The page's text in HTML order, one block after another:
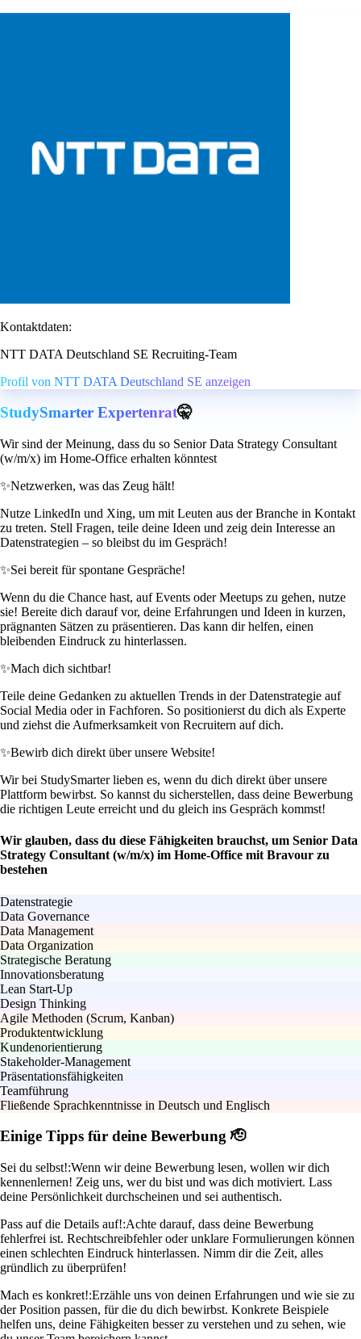
Kontaktdaten:
NTT DATA Deutschland SE Recruiting-Team
Profil von NTT DATA Deutschland SE anzeigen
StudySmarter Expertenrat🤫
Wir sind der Meinung, dass du so Senior Data Strategy Consultant
(w/m/x) im Home-Office erhalten könntest
✨Netzwerken, was das Zeug hält!
Nutze LinkedIn und Xing, um mit Leuten aus der Branche in Kontakt
zu treten. Stell Fragen, teile deine Ideen und zeig dein Interesse an
Datenstrategien – so bleibst du im Gespräch!
✨Sei bereit für spontane Gespräche!
Wenn du die Chance hast, auf Events oder Meetups zu gehen, nutze
sie! Bereite dich darauf vor, deine Erfahrungen und Ideen in kurzen,
prägnanten Sätzen zu präsentieren. Das kann dir helfen, einen
bleibenden Eindruck zu hinterlassen.
✨Mach dich sichtbar!
Teile deine Gedanken zu aktuellen Trends in der Datenstrategie auf
Social Media oder in Fachforen. So positionierst du dich als Experte
und ziehst die Aufmerksamkeit von Recruitern auf dich.
✨Bewirb dich direkt über unsere Website!
Wir bei StudySmarter lieben es, wenn du dich direkt über unsere
Plattform bewirbst. So kannst du sicherstellen, dass deine Bewerbung
die richtigen Leute erreicht und du gleich ins Gespräch kommst!
Wir glauben, dass du diese Fähigkeiten brauchst, um Senior Data
Strategy Consultant (w/m/x) im Home-Office mit Bravour zu
bestehen
Datenstrategie
Data Governance
Data Management
Data Organization
Strategische Beratung
Innovationsberatung
Lean Start-Up
Design Thinking
Agile Methoden (Scrum, Kanban)
Produktentwicklung
Kundenorientierung
Stakeholder-Management
Präsentationsfähigkeiten
Teamführung
Fließende Sprachkenntnisse in Deutsch und Englisch
Einige Tipps für deine Bewerbung 🫡
Sei du selbst!:Wenn wir deine Bewerbung lesen, wollen wir dich
kennenlernen! Zeig uns, wer du bist und was dich motiviert. Lass
deine Persönlichkeit durchscheinen und sei authentisch.
Pass auf die Details auf!:Achte darauf, dass deine Bewerbung
fehlerfrei ist. Rechtschreibfehler oder unklare Formulierungen können
einen schlechten Eindruck hinterlassen. Nimm dir die Zeit, alles
gründlich zu überprüfen!
Mach es konkret!:Erzähle uns von deinen Erfahrungen und wie sie zu
der Position passen, für die du dich bewirbst. Konkrete Beispiele
helfen uns, deine Fähigkeiten besser zu verstehen und zu sehen, wie